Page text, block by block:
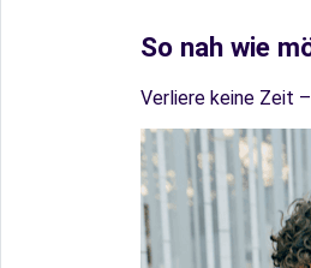
So nah wie
Verliere keine Zeit